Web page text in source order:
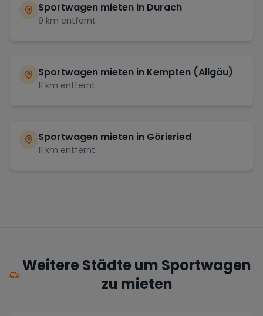
Sportwagen mieten in Durach
9 km entfernt
Sportwagen mieten in Kempten (Allgäu)
11 km entfernt
Sportwagen mieten in Görisried
11 km entfernt
Weitere Städte um Sportwagen
zu mieten